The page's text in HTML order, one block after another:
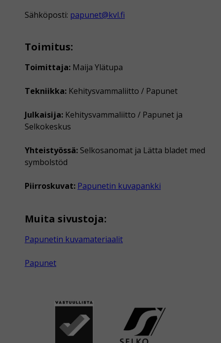
Sähköposti: papunet@kvl.fi
Toimitus:
Toimittaja: Maija Ylätupa
Tekniikka: Kehitysvammaliitto / Papunet
Julkaisija: Kehitysvammaliitto / Papunet ja
Selkokeskus
Yhteistyössä: Selkosanomat ja Lätta bladet med
symbolstöd
Piirroskuvat: Papunetin kuvapankki
Muita sivustoja:
Papunetin kuvamateriaalit
Papunet